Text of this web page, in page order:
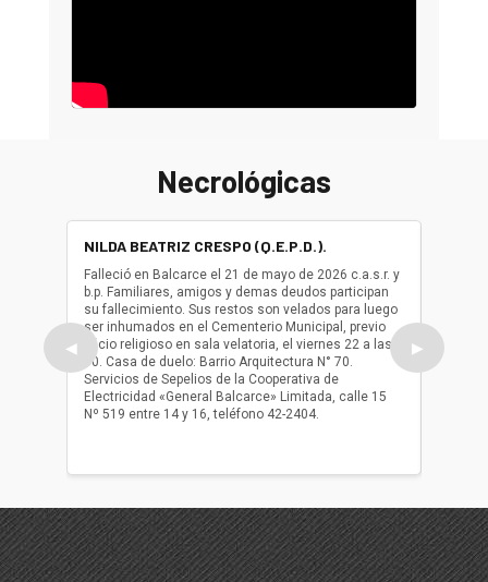
Necrológicas
◀
NILDA BEATRIZ CRESPO (Q.E.P.D.).
Falleció en Balcarce el 21 de mayo de 2026 c.a.s.r. y
b.p. Familiares, amigos y demas deudos participan
su fallecimiento. Sus restos son velados para luego
ser inhumados en el Cementerio Municipal, previo
oficio religioso en sala velatoria, el viernes 22 a las
10. Casa de duelo: Barrio Arquitectura N° 70.
Servicios de Sepelios de la Cooperativa de
Electricidad «General Balcarce» Limitada, calle 15
Nº 519 entre 14 y 16, teléfono 42-2404.
ser
oficio
▶